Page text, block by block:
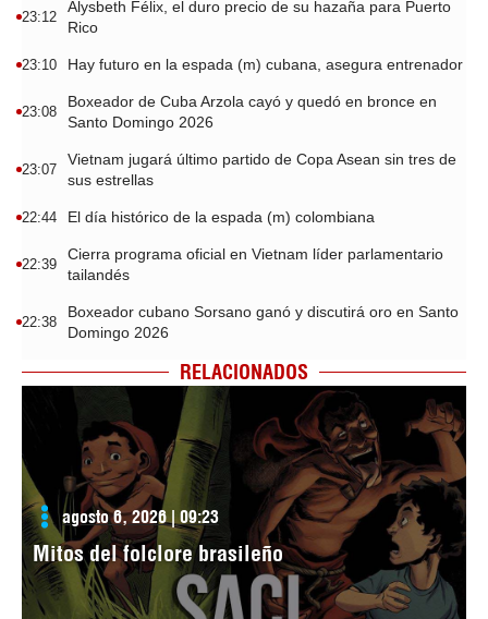
23:12
Alysbeth Félix, el duro precio de su hazaña para Puerto
Rico
23:10 Hay futuro en la espada (m) cubana, asegura entrenador
23:08
Boxeador de Cuba Arzola cayó y quedó en bronce en
Santo Domingo 2026
23:07
Vietnam jugará último partido de Copa Asean sin tres de
sus estrellas
22:44 El día histórico de la espada (m) colombiana
22:39
Cierra programa oficial en Vietnam líder parlamentario
tailandés
22:38
Boxeador cubano Sorsano ganó y discutirá oro en Santo
Domingo 2026
RELACIONADOS
agosto 6, 2026 | 09:23
Mitos del folclore brasileño